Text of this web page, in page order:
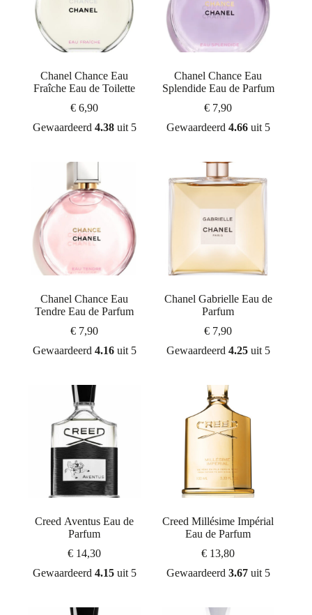
Chanel Chance Eau
Fraîche Eau de Toilette
€ 6,90
Gewaardeerd 4.38uit 5
Chanel Chance Eau
Splendide Eau de Parfum
€ 7,90
Gewaardeerd 4.66uit 5
Chanel Chance Eau
Tendre Eau de Parfum
€ 7,90
Gewaardeerd 4.16uit 5
Chanel Gabrielle Eau de
Parfum
€ 7,90
Gewaardeerd 4.25uit 5
Creed Aventus Eau de
Parfum
€ 14,30
Gewaardeerd 4.15uit 5
Creed Millésime Impérial
Eau de Parfum
€ 13,80
Gewaardeerd 3.67uit 5